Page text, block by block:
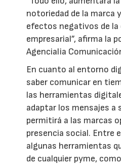
notoriedad de la marca
efectos negativos de la
empresarial”, afirma la
Agencialia
En cuanto al entorno
saber comunicar en
las herramientas
adaptar los mensajes a
permitirá a las marcas
presencia social. Entre
algunas herramientas
de cualquier pyme,